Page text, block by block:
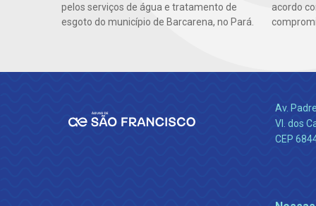
pelos serviços de água e tratamento de
esgoto do município de Barcarena, no Pará.
acordo
Av.
Vl. dos
CEP